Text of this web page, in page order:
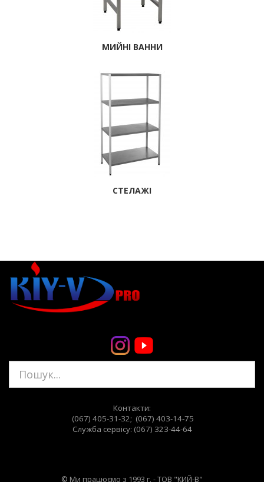
МИЙНІ ВАННИ
СТЕЛАЖІ
Контакти:
(067) 405-31-32; (067) 403-14-75
Служба сервiсу: (067) 323-44-64
© Ми працюємо з 1993 г. - ТОВ "КИЙ-В"